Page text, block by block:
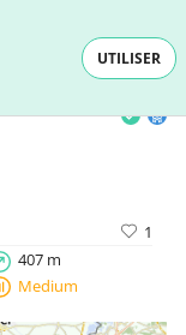
UTILISER
1
407 m
Medium